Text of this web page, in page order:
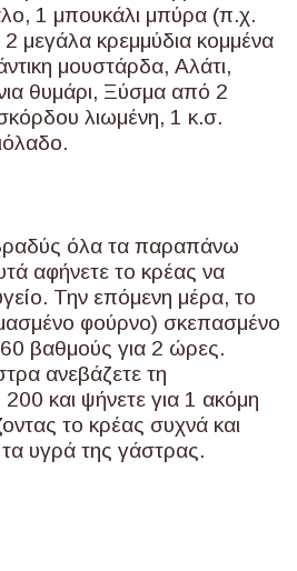
1 μπουκάλι μπύρα (π.χ.
μεγάλα κρεμμύδια κομμένα
μουστάρδα, Αλάτι,
θυμάρι, Ξύσμα από 2
λιωμένη, 1 κ.σ.
όλα τα παραπάνω
αφήνετε το κρέας να
Την επόμενη μέρα, το
φούρνο) σκεπασμένο
βαθμούς για 2 ώρες.
ανεβάζετε τη
και ψήνετε για 1 ακόμη
το κρέας συχνά και
υγρά της γάστρας.